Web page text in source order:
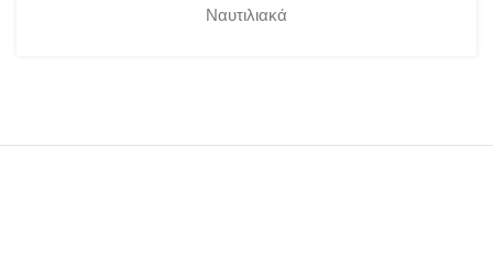
Ναυτιλιακά